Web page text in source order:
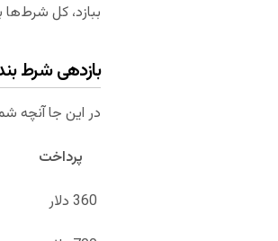
ببازد، کل
بازدهی شرط
در این جا آنچه
پرداخت